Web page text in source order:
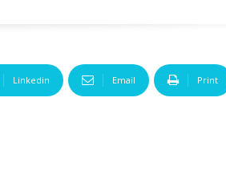
Linkedin Email Print